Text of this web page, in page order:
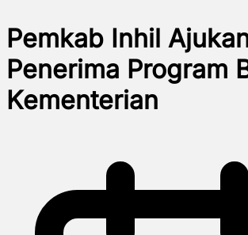
Pemkab Inhil
Penerima Program
Kementerian